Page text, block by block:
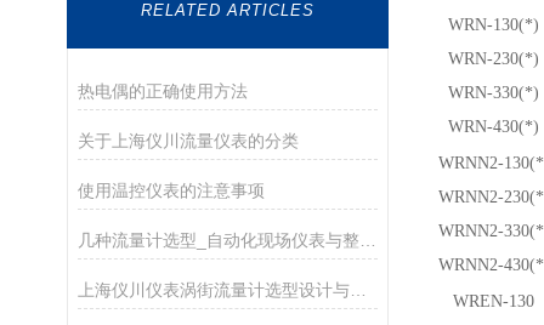
RELATED ARTICLES
热电偶的正确使用方法
关于上海仪川流量仪表的分类
使用温控仪表的注意事项
上海仪川仪表涡街流量计选型设计与整体解决方案
WRN-130(*)
WRN-230(*)
WRN-330(*)
WRN-430(*)
WRNN2-
WRNN2-
WRNN2-
WRNN2-
WREN-130